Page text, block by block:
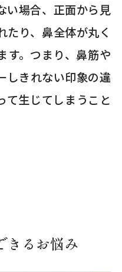
い場合、正面から見
たり、鼻全体が丸く
す。つまり、鼻筋や
しきれない印象の違
て生じてしまうこと
きるお悩み